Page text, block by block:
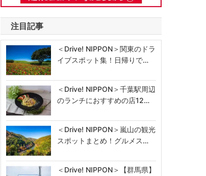
注目記事
＜Drive! NIPPON＞関東のドラ
イブスポット集！日帰りで…
＜Drive! NIPPON＞千葉駅周辺
のランチにおすすめの店12…
＜Drive! NIPPON＞嵐山の観光
スポットまとめ！グルメス…
＜Drive! NIPPON＞【群馬県】